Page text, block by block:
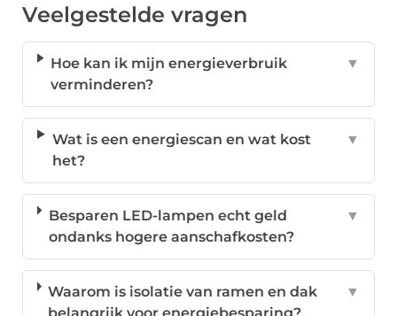
Veelgestelde vragen
Hoe kan ik mijn energieverbruik
verminderen?
▼
Wat is een energiescan en wat kost
het?
▼
Besparen LED-lampen echt geld
ondanks hogere aanschafkosten?
▼
Waarom is isolatie van ramen en dak
▼